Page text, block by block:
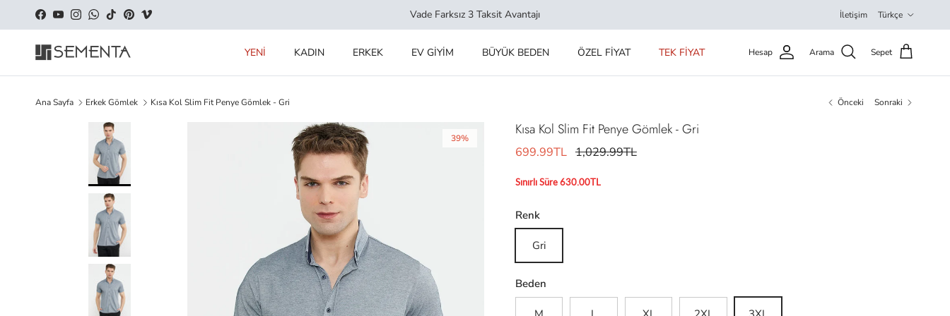
İçeriği geç
Facebook
YouTubeInstagramWhatsApp
TikTokPinterestVimeo Vade Farksız 3 Taksit Avantajı İletişim Türkçe
YENİ KADIN ERKEK EV GİYİM BÜYÜK BEDEN ÖZEL FİYAT TEK FİYAT Hesap Arama Sepet
Ana Sayfa Erkek Gömlek Kısa Kol Slim Fit Penye Gömlek - Gri Önceki Sonraki
39% Kısa Kol Slim Fit Penye Gömlek - Gri
699.99TL 1,029.99TL
Sınırlı Süre 630.00TL
Renk
Gri
Beden